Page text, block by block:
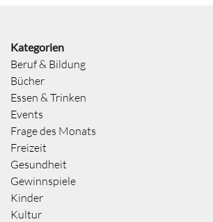
Kategorien
Beruf & Bildung
Bücher
Essen & Trinken
Events
Frage des Monats
Freizeit
Gesundheit
Gewinnspiele
Kinder
Kultur